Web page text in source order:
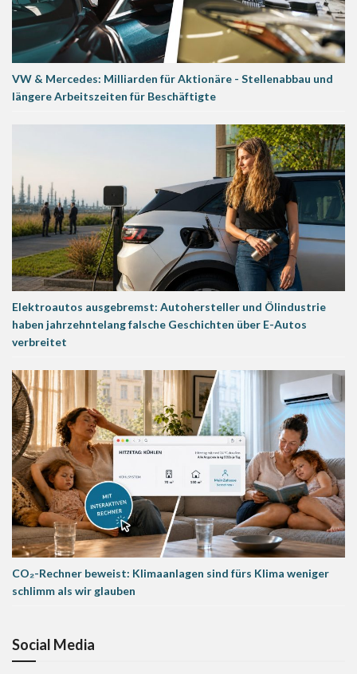
VW & Mercedes: Milliarden für Aktionäre - Stellenabbau und
längere Arbeitszeiten für Beschäftigte
Elektroautos ausgebremst: Autohersteller und Ölindustrie
haben jahrzehntelang falsche Geschichten über E-Autos
verbreitet
CO₂-Rechner beweist: Klimaanlagen sind fürs Klima weniger
schlimm als wir glauben
Social Media